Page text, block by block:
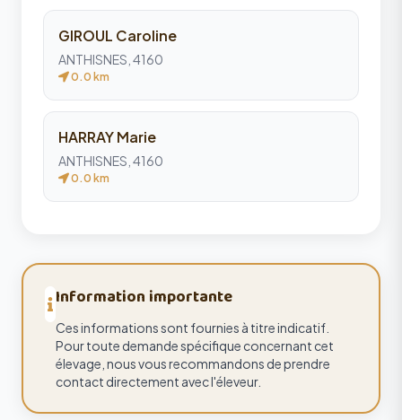
GIROUL Caroline
ANTHISNES, 4160
0.0 km
HARRAY Marie
ANTHISNES, 4160
0.0 km
Information importante
Ces informations sont fournies à titre indicatif.
Pour toute demande spécifique concernant cet
élevage, nous vous recommandons de prendre
contact directement avec l'éleveur.